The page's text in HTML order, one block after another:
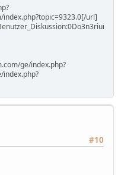
url]
ge/index.php?
#10